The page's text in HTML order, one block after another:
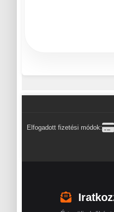
Elfogadott fizetési módok: